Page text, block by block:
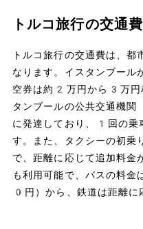
トルコ旅行の交通費
トルコ旅行の交通費は、
なります。イスタンブール
空券は約2万円から3万円
タンブールの公共交通機関
に発達しており、1回の
す。また、タクシーの初
で、距離に応じて追加料金
も利用可能で、バスの
0円）から、鉄道は距離に